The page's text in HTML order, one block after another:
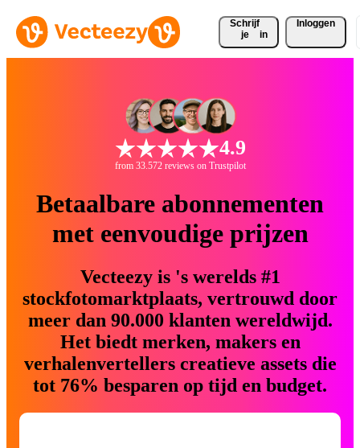
Schrijf
je
in
Inloggen
4.9
from 33.572 reviews on Trustpilot
Betaalbare abonnementen
met eenvoudige prijzen
Vecteezy is 's werelds #1
stockfotomarktplaats, vertrouwd door
meer dan 90.000 klanten wereldwijd.
Het biedt merken, makers en
verhalenvertellers creatieve assets die
tot 76% besparen op tijd en budget.